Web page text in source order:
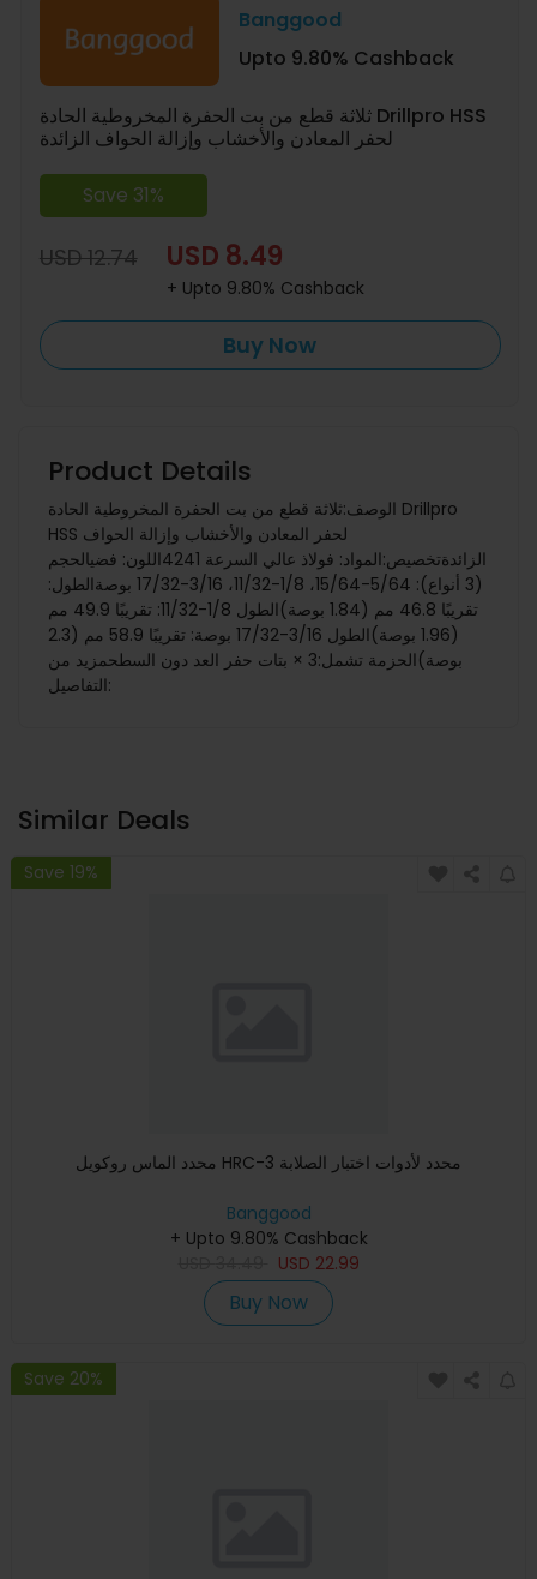
Banggood
Upto 9.80% Cashback
ثلاثة قطع من بت الحفرة المخروطية الحادة Drillpro HSS
لحفر المعادن والأخشاب وإزالة الحواف الزائدة
Save 31%
USD 12.74 USD 8.49
+ Upto 9.80% Cashback
Buy Now
Product Details
الوصف:ثلاثة قطع من بت الحفرة المخروطية الحادة Drillpro
HSS لحفر المعادن والأخشاب وإزالة الحواف
الزائدةتخصيص:المواد: فولاذ عالي السرعة 4241اللون: فضيالحجم
(3 أنواع): 5/64-15/64، 1/8-11/32، 3/16-17/32 بوصةالطول:
تقريبًا 46.8 مم (1.84 بوصة)الطول 1/8-11/32: تقريبًا 49.9 مم
(1.96 بوصة)الطول 3/16-17/32 بوصة: تقريبًا 58.9 مم (2.3
بوصة)الحزمة تشمل:3 × بتات حفر العد دون السطحمزيد من
التفاصيل:
Similar Deals
Save 19%
محدد الماس روكويل HRC-3 محدد لأدوات اختبار الصلابة
Banggood
+ Upto 9.80% Cashback
USD 22.99
Buy Now
Save 20%